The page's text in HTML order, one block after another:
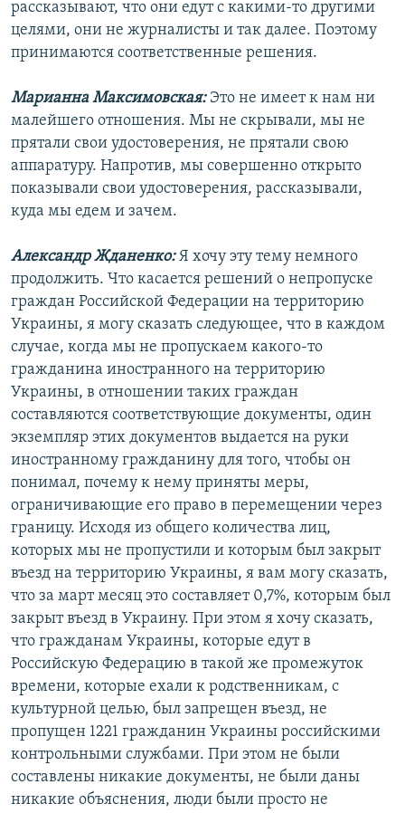
рассказывают, что они едут с какими-то другими
целями, они не журналисты и так далее. Поэтому
принимаются соответственные решения.
Марианна Максимовская: Это не имеет к нам ни
малейшего отношения. Мы не скрывали, мы не
прятали свои удостоверения, не прятали свою
аппаратуру. Напротив, мы совершенно открыто
показывали свои удостоверения, рассказывали,
куда мы едем и зачем.
Александр Жданенко:Я хочу эту тему немного
продолжить. Что касается решений о непропуске
граждан Российской Федерации на территорию
Украины, я могу сказать следующее, что в каждом
случае, когда мы не пропускаем какого-то
гражданина иностранного на территорию
Украины, в отношении таких граждан
составляются соответствующие документы, один
экземпляр этих документов выдается на руки
иностранному гражданину для того, чтобы он
понимал, почему к нему приняты меры,
ограничивающие его право в перемещении через
границу. Исходя из общего количества лиц,
которых мы не пропустили и которым был закрыт
въезд на территорию Украины, я вам могу сказать,
что за март месяц это составляет 0,7%, которым был
закрыт въезд в Украину. При этом я хочу сказать,
что гражданам Украины, которые едут в
Российскую Федерацию в такой же промежуток
времени, которые ехали к родственникам, с
культурной целью, был запрещен въезд, не
пропущен 1221 гражданин Украины российскими
контрольными службами. При этом не были
составлены никакие документы, не были даны
никакие объяснения, люди были просто не